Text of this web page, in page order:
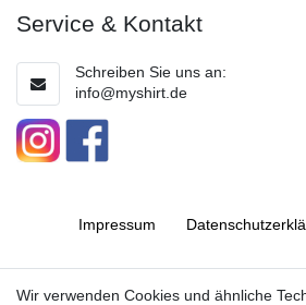
Service & Kontakt
Schreiben Sie uns an:
info@myshirt.de
Impressum
Barrierefreiheitserklärung
Wir verwenden Cookies und ähnliche